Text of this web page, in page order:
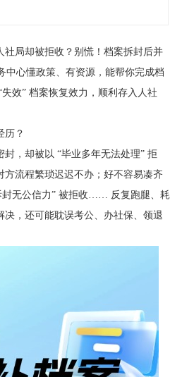
社局却被拒收？别慌！档案拆封后并
中心懂政策、有资源，能帮你完成档
效” 档案恢复效力，顺利存入人社
历？
，却被以 “毕业多年无法处理” 拒
流程繁琐迟迟不办；好不容易凑齐
封无公信力” 被拒收…… 反复跑腿、耗
决，还可能耽误考公、办社保、领退